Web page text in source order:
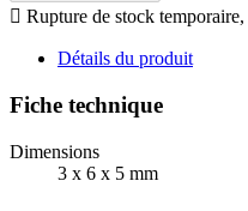
 Rupture de stock
Détails du produit
Fiche technique
Dimensions
3 x 6 x 5 mm